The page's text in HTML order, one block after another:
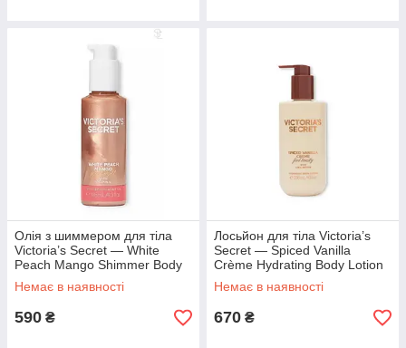
Олія з шиммером для тіла
Victoria’s Secret — White
Peach Mango Shimmer Body
Oil / 128 мл
Немає в наявності
590 ₴
Лосьйон для тіла Victoria’s
Secret — Spiced Vanilla
Crème Hydrating Body Lotion
(Feel Toasty) / 296 мл
Немає в наявності
670 ₴